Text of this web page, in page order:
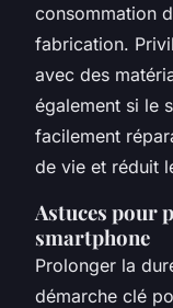
consommation
fabrication.
avec des
également si le
facilement
de vie et réduit
Astuces pour
smartphone
Prolonger la
démarche clé